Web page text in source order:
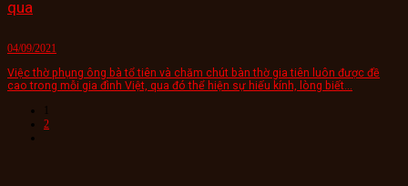
qua
04/09/2021
Việc thờ phụng ông bà tổ tiên và chăm chút bàn thờ gia tiên luôn được đề
cao trong mỗi gia đình Việt, qua đó thể hiện sự hiếu kính, lòng biết...
2